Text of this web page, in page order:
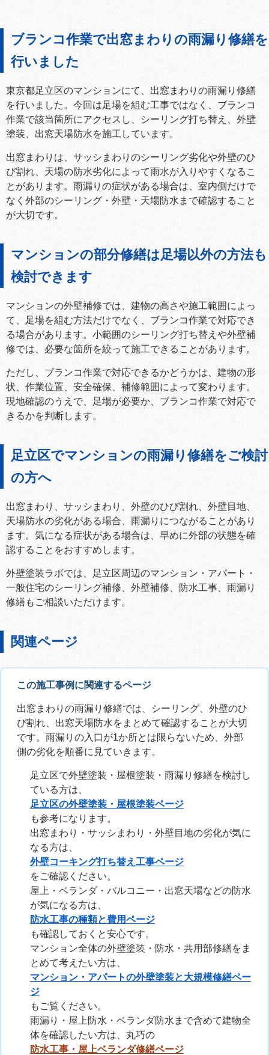
ブランコ作業で出窓まわりの雨漏り修繕を
行いました
東京都足立区のマンションにて、出窓まわりの雨漏り修繕
を行いました。今回は足場を組む工事ではなく、ブランコ
作業で該当箇所にアクセスし、シーリング打ち替え、外壁
塗装、出窓天場防水を施工しています。
出窓まわりは、サッシまわりのシーリング劣化や外壁のひ
び割れ、天場の防水劣化によって雨水が入りやすくなるこ
とがあります。雨漏りの症状がある場合は、室内側だけで
なく外部のシーリング・外壁・天場防水まで確認すること
が大切です。
マンションの部分修繕は足場以外の方法も
検討できます
マンションの外壁補修では、建物の高さや施工範囲によっ
て、足場を組む方法だけでなく、ブランコ作業で対応でき
る場合があります。小範囲のシーリング打ち替えや外壁補
修では、必要な箇所を絞って施工できることがあります。
ただし、ブランコ作業で対応できるかどうかは、建物の形
状、作業位置、安全確保、補修範囲によって変わります。
現地確認のうえで、足場が必要か、ブランコ作業で対応で
きるかを判断します。
足立区でマンションの雨漏り修繕をご検討
の方へ
出窓まわり、サッシまわり、外壁のひび割れ、外壁目地、
天場防水の劣化がある場合、雨漏りにつながることがあり
ます。気になる症状がある場合は、早めに外部の状態を確
認することをおすすめします。
外壁塗装ラボでは、足立区周辺のマンション・アパート・
一般住宅のシーリング補修、外壁補修、防水工事、雨漏り
修繕もご相談いただけます。
関連ページ
この施工事例に関連するページ
出窓まわりの雨漏り修繕では、シーリング、外壁のひ
び割れ、出窓天場防水をまとめて確認することが大切
です。雨漏りの入口が1か所とは限らないため、外部
側の劣化を順番に見ていきます。
足立区で外壁塗装・屋根塗装・雨漏り修繕を検討し
ている方は、
足立区の外壁塗装・屋根塗装ページ
も参考になります。
出窓まわり・サッシまわり・外壁目地の劣化が気に
なる方は、
外壁コーキング打ち替え工事ページ
をご確認ください。
屋上・ベランダ・バルコニー・出窓天場などの防水
が気になる方は、
防水工事の種類と費用ページ
も確認しておくと安心です。
マンション全体の外壁塗装・防水・共用部修繕をま
とめて考えたい方は、
マンション・アパートの外壁塗装と大規模修繕ペー
ジ
もご覧ください。
雨漏り・屋上防水・ベランダ防水まで含めて建物全
体を確認したい方は、丸巧の
防水工事・屋上ベランダ修繕ページ